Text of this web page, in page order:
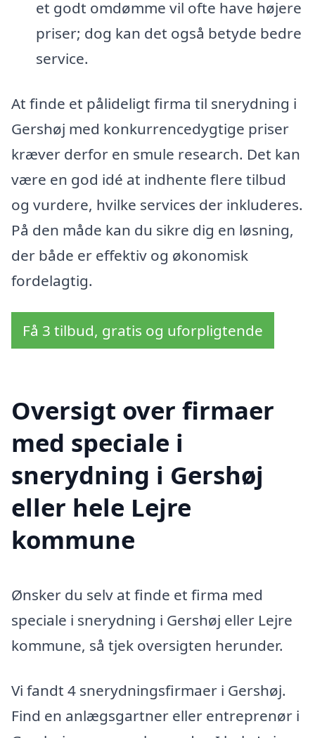
et godt omdømme vil ofte have højere
priser; dog kan det også betyde bedre
service.
At finde et pålideligt firma til snerydning i
Gershøj med konkurrencedygtige priser
kræver derfor en smule research. Det kan
være en god idé at indhente flere tilbud
og vurdere, hvilke services der inkluderes.
På den måde kan du sikre dig en løsning,
der både er effektiv og økonomisk
fordelagtig.
Få 3 tilbud, gratis og uforpligtende
Oversigt over firmaer
med speciale i
snerydning i Gershøj
eller hele Lejre
kommune
Ønsker du selv at finde et firma med
speciale i snerydning i Gershøj eller Lejre
kommune, så tjek oversigten herunder.
Vi fandt 4 snerydningsfirmaer i Gershøj.
Find en anlægsgartner eller entreprenør i